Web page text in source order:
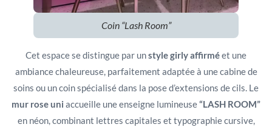
Coin “Lash Room”
Cet espace se distingue par unstyle girly affirméet une
ambiance chaleureuse, parfaitement adaptée à une cabine de
soins ou un coin spécialisé dans la pose d’extensions de cils. Le
mur rose uni accueille une enseigne lumineuse“LASH ROOM”
en néon, combinant lettres capitales et typographie cursive,